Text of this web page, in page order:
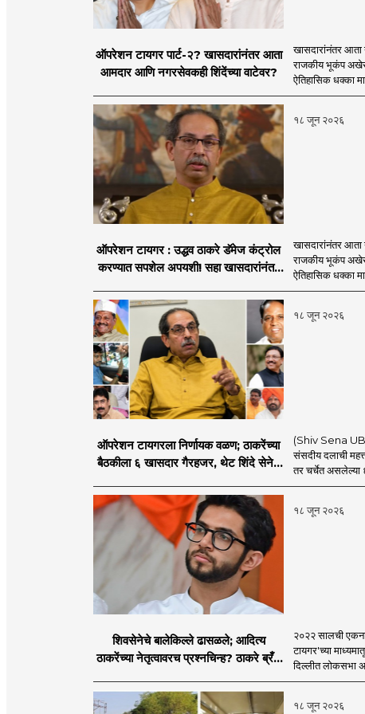
will be the side of the
ऑपरेशन टायगर पार्ट-२? खासदारांनंतर आता
आमदार आणि नगरसेवकही शिंदेंच्या वाटेवर?
खासदारांनंतर आता
राजकीय भूकंप अखेर
ऐतिहासिक धक्का
१८ जून २०२६
ऑपरेशन टायगर : उद्धव ठाकरे डॅमेज कंट्रोल
करण्यात सपशेल अपयशी! सहा खासदारांनंतर
चर्चा सुरू
खासदारांनंतर आता
राजकीय भूकंप अखेर
ऐतिहासिक धक्का
१८ जून २०२६
ऑपरेशन टायगरला निर्णायक वळण; ठाकरेंच्या
बैठकीला ६ खासदार गैरहजर, थेट शिंदे सेनेत
(Shiv Sena
संसदीय दलाची
तर चर्चेत असलेल्या
१८ जून २०२६
शिवसेनेचे बालेकिल्ले ढासळले; आदित्य
ठाकरेंच्या नेतृत्वावरच प्रश्नचिन्ह? ठाकरे ब्रँड
२०२२ सालची
टायगर'च्या
दिल्लीत लोकसभा
१८ जून २०२६